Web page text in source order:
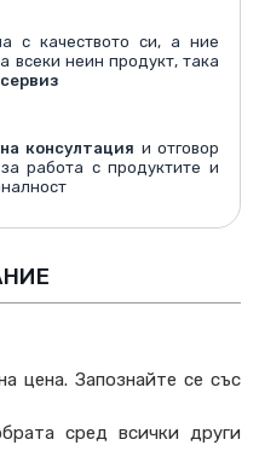
с качеството си, а ние
всеки неин продукт, така
консултация и отговор
работа с продуктите и
цена. Запознайте се със
сред всички други